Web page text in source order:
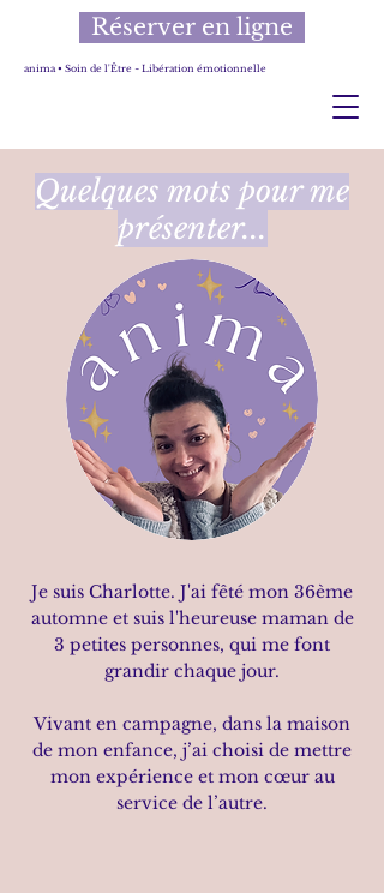
anima • Soin de l'Être ~ Libération émotionnelle
Réserver en ligne
Quelques mots pour me
présenter...
Je suis Charlotte. J'ai fêté mon 36ème
automne et suis l'heureuse maman de
3 petites personnes, qui me font
grandir chaque jour.
Vivant en campagne, dans la maison
de mon enfance, j’ai choisi de mettre
mon expérience et mon cœur au
service de l’autre.